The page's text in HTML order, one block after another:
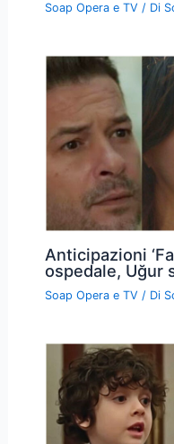
Soap Opera e TV / Di
Anticipazioni
ospedale, Uğur
Soap Opera e TV / Di